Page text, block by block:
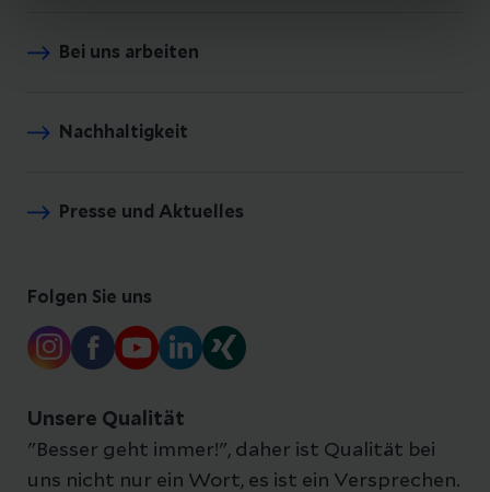
Bei uns arbeiten
Nachhaltigkeit
Presse und Aktuelles
Folgen Sie uns
Unsere Qualität
"Besser geht immer!", daher ist Qualität bei
uns nicht nur ein Wort, es ist ein Versprechen.